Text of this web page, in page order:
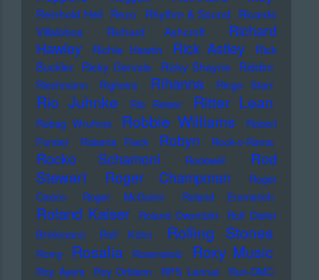
Reinhold Heil Rezo Rhythm & Sound Ricardo
Villalobos
Richard Ashcroft
Richard
Hawley
Richie Hawtin Rick Astley
Rick
Buckler
Ricky Gervais Ricky Shayne Riddim
Riechmann Righeira Rihanna Ringo Starr
Rio Juhnke Rio Reiser Ritter Lean
Robag Wruhme Robbie Williams
Robert
Forster
Roberta Flack Robyn Rock-o-Rama
Rocko Schamoni Rockwell
Rod
Stewart
Roger Champman
Roger
Cicero
Roger McGuinn Roland Emmerich
Roland Kaiser Roland Owsnitzki
Rolf Dieter
Brinkmann
Rolf Kühn Rolling Stones
Romy Rosalia Rosenstolz Roxy Music
Roy Ayers Roy Orbison RPS Lanrue
Run-DMC